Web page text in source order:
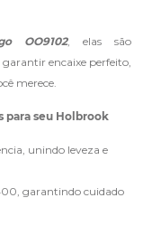
OO9102, elas são
encaixe perfeito,
merece.
para seu Holbrook
unindo leveza e
garantindo cuidado